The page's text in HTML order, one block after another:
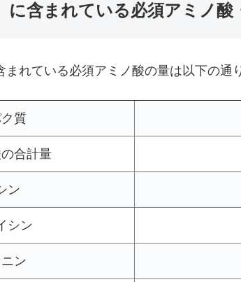
に含まれている必須アミノ酸
れている必須アミノ酸の量は以下の通
質
合計量
ン
シン
ン